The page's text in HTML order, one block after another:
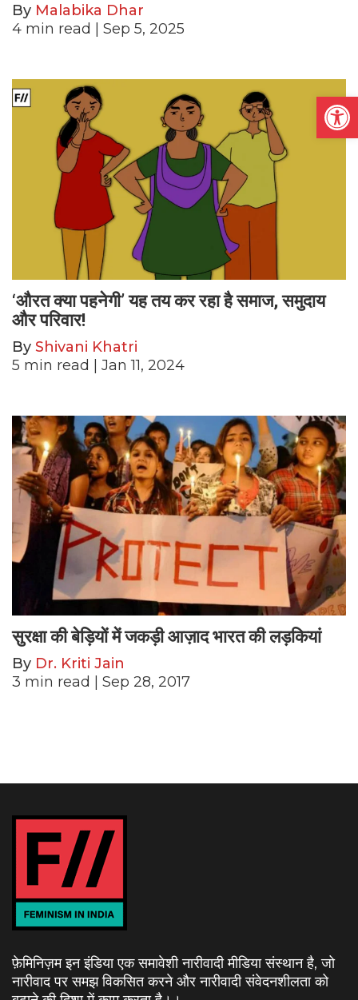
By Malabika Dhar
4 min read | Sep 5, 2025
‘औरत क्या पहनेगी’ यह तय कर रहा है समाज, समुदाय
और परिवार!
By Shivani Khatri
5 min read | Jan 11, 2024
सुरक्षा की बेड़ियों में जकड़ी आज़ाद भारत की लड़कियां
By Dr. Kriti Jain
3 min read | Sep 28, 2017
फ़ेमिनिज़म इन इंडिया एक समावेशी नारीवादी मीडिया संस्थान है, जो
नारीवाद पर समझ विकसित करने और नारीवादी संवेदनशीलता को